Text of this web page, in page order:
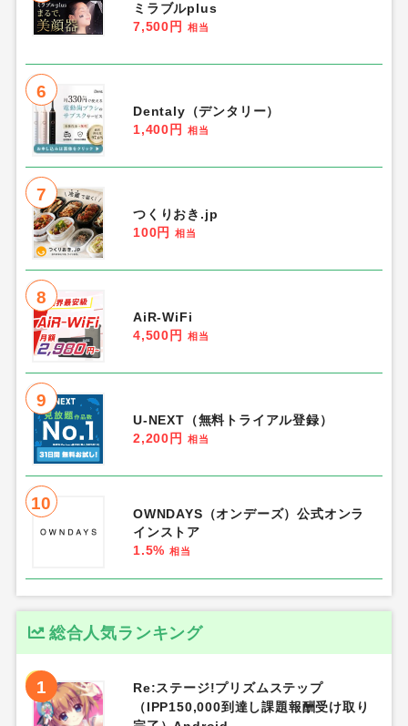
ミラブルplus
7,500円
相当
6
Dentaly（デンタリー）
1,400円
相当
7
つくりおき.jp
100円
相当
8
AiR-WiFi
4,500円
相当
9
U-NEXT（無料トライアル登録）
2,200円
相当
10
OWNDAYS（オンデーズ）公式オンラ
インストア
1.5% 相当
総合人気ランキング
1
Re:ステージ!プリズムステップ
（IPP150,000到達し課題報酬受け取り